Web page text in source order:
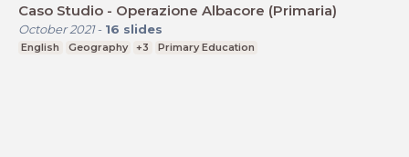
Caso Studio - Operazione Albacore (Primaria)
October 2021- 16 slides
English Geography +3 Primary Education